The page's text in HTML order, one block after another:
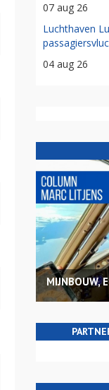
07 aug 26
Luchthaven
04 aug 26
MIJNBOUW,